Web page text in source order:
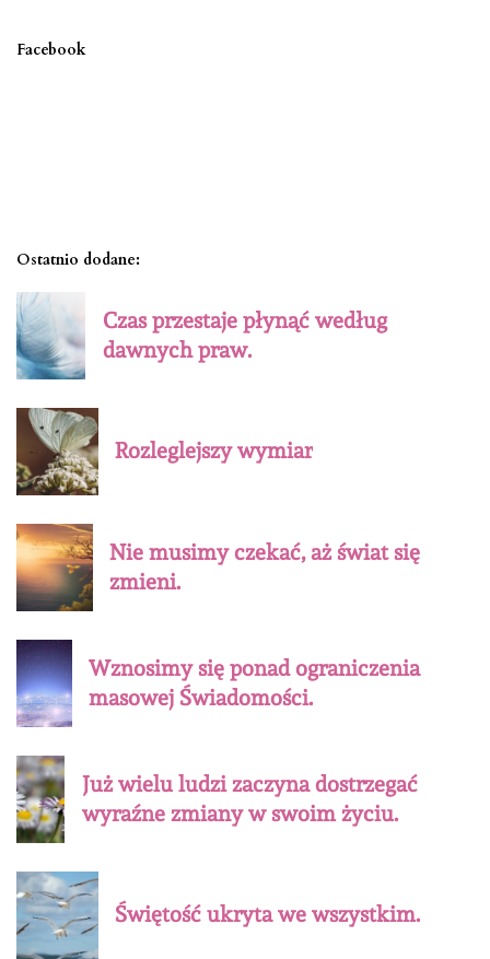
Facebook
Ostatnio dodane:
Czas przestaje płynąć według
dawnych praw.
Rozleglejszy wymiar
Nie musimy czekać, aż świat się
zmieni.
Wznosimy się ponad ograniczenia
masowej Świadomości.
Już wielu ludzi zaczyna dostrzegać
wyraźne zmiany w swoim życiu.
Świętość ukryta we wszystkim.